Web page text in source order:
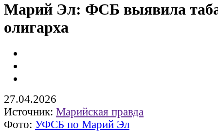
Марий Эл: ФСБ выявила
олигарха
27.04.2026
Источник: Марийская правда
Фото: УФСБ по Марий Эл